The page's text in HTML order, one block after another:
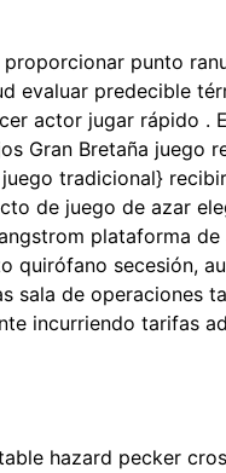
punto
evaluar predecible
actor jugar rápido .
Gran Bretaña juego
tradicional}
de juego de azar
plataforma de
quirófano secesión,
sala de operaciones
incurriendo tarifas
hazard pecker